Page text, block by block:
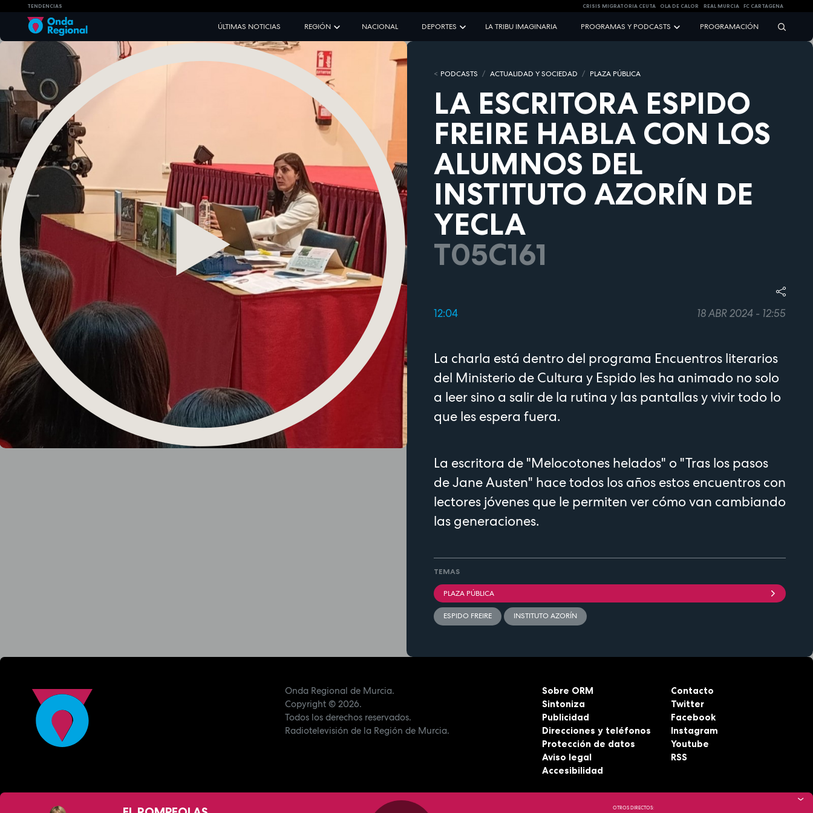
TENDENCIAS CRISIS MIGRATORIA CEUTA OLA DE CALOR REAL MURCIA FC CARTAGENA
ÚLTIMAS NOTICIAS REGIÓN NACIONAL DEPORTES LA TRIBU IMAGINARIA PROGRAMAS Y PODCASTS PROGRAMACIÓN
PODCASTS ACTUALIDAD Y SOCIEDAD PLAZA PÚBLICA
LA ESCRITORA ESPIDO
FREIRE HABLA CON LOS
ALUMNOS DEL
INSTITUTO AZORÍN DE
YECLA
T05C161
12:04 18 ABR 2024 - 12:55
La charla está dentro del programa Encuentros literarios
del Ministerio de Cultura y Espido les ha animado no solo
a leer sino a salir de la rutina y las pantallas y vivir todo lo
que les espera fuera.
La escritora de "Melocotones helados" o "Tras los pasos
de Jane Austen" hace todos los años estos encuentros con
lectores jóvenes que le permiten ver cómo van cambiando
las generaciones.
TEMAS
PLAZA PÚBLICA
ESPIDO FREIRE INSTITUTO AZORÍN
Onda Regional de Murcia.
Copyright© 2026.
Todos los derechos reservados.
Radiotelevisión de la Región de Murcia.
Sobre ORM
Sintoniza
Publicidad
Direcciones y teléfonos
Protección de datos
Aviso legal
Accesibilidad
Contacto
Twitter
Facebook
Instagram
Youtube
RSS
OTROS DIRECTOS: